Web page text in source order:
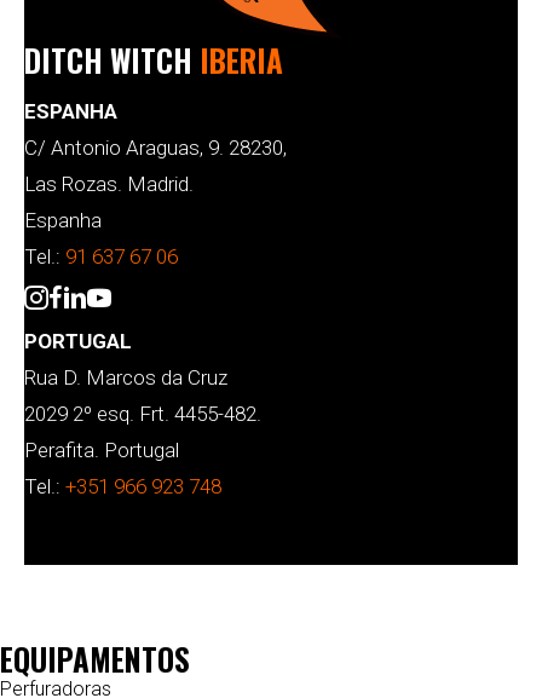
DITCH WITCH IBERIA
ESPANHA
C/ Antonio Araguas, 9. 28230,
Las Rozas. Madrid.
Espanha
Tel.: 91 637 67 06
PORTUGAL
Rua D. Marcos da Cruz
2029 2º esq. Frt. 4455-482.
Perafita. Portugal
Tel.: +351 966 923 748
EQUIPAMENTOS
Perfuradoras